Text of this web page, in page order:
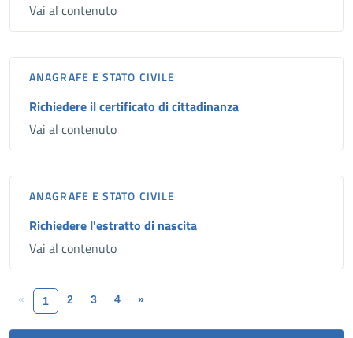
Vai al contenuto
ANAGRAFE E STATO CIVILE
Richiedere il certificato di cittadinanza
Vai al contenuto
ANAGRAFE E STATO CIVILE
Richiedere l'estratto di nascita
Vai al contenuto
« 1 2 3 4 »